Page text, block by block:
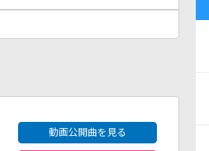
動画公開曲を見る